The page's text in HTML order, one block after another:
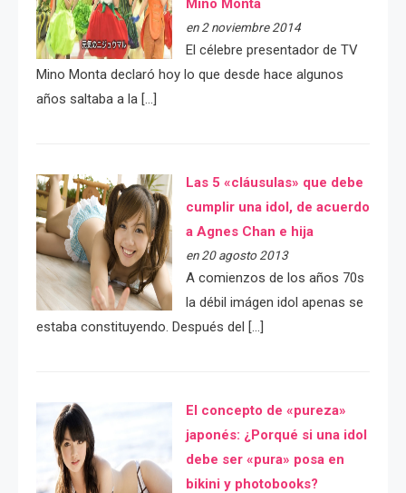
Mino Monta
en 2 noviembre 2014
El célebre presentador de TV
Mino Monta declaró hoy lo que desde hace algunos
años saltaba a la […]
Las 5 «cláusulas» que debe
cumplir una idol, de acuerdo
a Agnes Chan e hija
en 20 agosto 2013
A comienzos de los años 70s
la débil imágen idol apenas se
estaba constituyendo. Después del […]
El concepto de «pureza»
japonés: ¿Porqué si una idol
debe ser «pura» posa en
bikini y photobooks?